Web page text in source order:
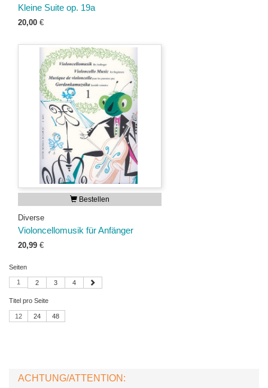
Kleine Suite op. 19a
20,00 €
Bestellen
Diverse
Violoncellomusik für Anfänger
20,99 €
Seiten
1 2 3 4
Titel pro Seite
12 24 48
ACHTUNG/ATTENTION: